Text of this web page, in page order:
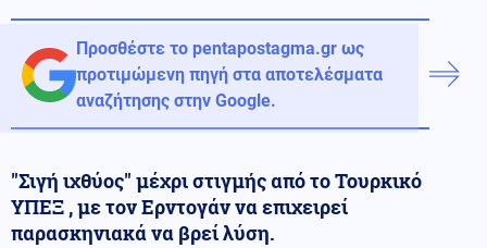
Προσθέστε το pentapostagma.gr ως
προτιμώμενη πηγή στα αποτελέσματα
αναζήτησης στην Google.
"Σιγή ιχθύος" μέχρι στιγμής από το Τουρκικό
ΥΠΕΞ , με τον Ερντογάν να επιχειρεί
παρασκηνιακά να βρεί λύση.